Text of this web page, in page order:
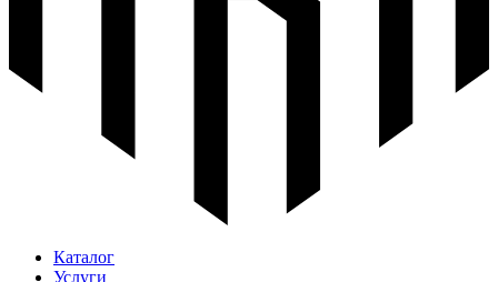
Каталог
Услуги